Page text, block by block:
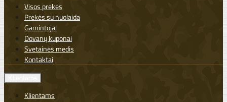
Visos prekės
Prekės su nuolaida
Gamintojai
Dovanų kuponai
Svetainės medis
Kontaktai
Klientams